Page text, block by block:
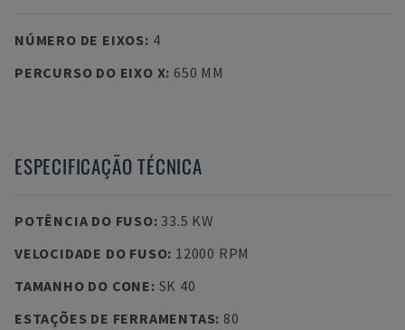
NÚMERO DE EIXOS: 4
PERCURSO DO EIXO X: 650 MM
ESPECIFICAÇÃO TÉCNICA
POTÊNCIA DO FUSO: 33.5 KW
VELOCIDADE DO FUSO: 12000 RPM
TAMANHO DO CONE: SK 40
ESTAÇÕES DE FERRAMENTAS: 80